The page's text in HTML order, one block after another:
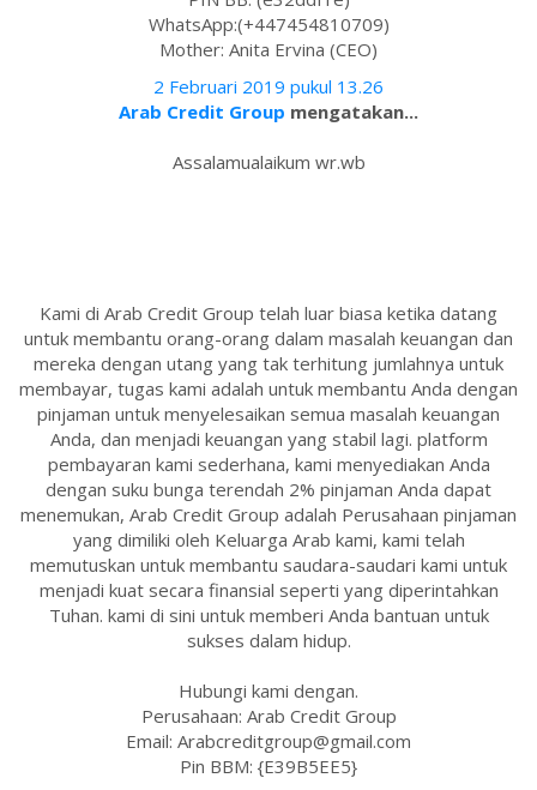
WhatsApp:(+447454810709)
Mother: Anita Ervina (CEO)
2 Februari 2019 pukul 13.26
Arab Credit Group mengatakan...
Assalamualaikum wr.wb
Kami di Arab Credit Group telah luar biasa ketika datang
untuk membantu orang-orang dalam masalah keuangan dan
mereka dengan utang yang tak terhitung jumlahnya untuk
membayar, tugas kami adalah untuk membantu Anda dengan
pinjaman untuk menyelesaikan semua masalah keuangan
Anda, dan menjadi keuangan yang stabil lagi. platform
pembayaran kami sederhana, kami menyediakan Anda
dengan suku bunga terendah 2% pinjaman Anda dapat
menemukan, Arab Credit Group adalah Perusahaan pinjaman
yang dimiliki oleh Keluarga Arab kami, kami telah
memutuskan untuk membantu saudara-saudari kami untuk
menjadi kuat secara finansial seperti yang diperintahkan
Tuhan. kami di sini untuk memberi Anda bantuan untuk
sukses dalam hidup.
Hubungi kami dengan.
Perusahaan: Arab Credit Group
Email: Arabcreditgroup@gmail.com
Pin BBM: {E39B5EE5}